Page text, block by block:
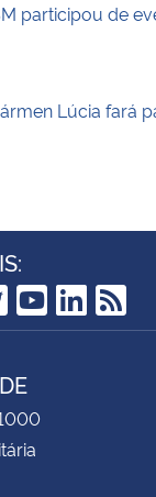
participou de
Lúcia fará
YouTube